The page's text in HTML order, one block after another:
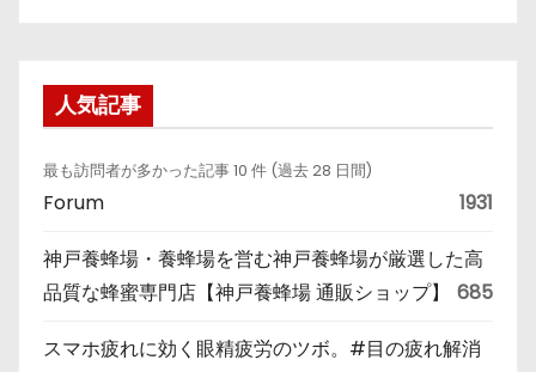
人気記事
最も訪問者が多かった記事 10 件 (過去 28 日間)
Forum 1931
神戸養蜂場・養蜂場を営む神戸養蜂場が厳選した高
品質な蜂蜜専門店【神戸養蜂場 通販ショップ】
685
スマホ疲れに効く眼精疲労のツボ。#目の疲れ解消